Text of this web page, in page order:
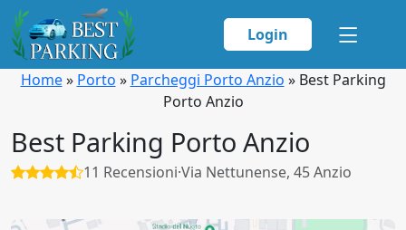
Login
Home» Porto » Parcheggi Porto Anzio » Best Parking
Porto Anzio
Best Parking Porto Anzio
11 Recensioni·Via Nettunense, 45 Anzio